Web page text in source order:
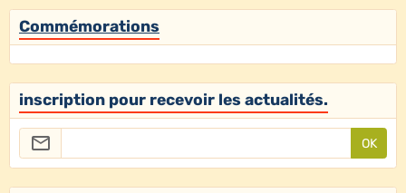
Commémorations
inscription pour recevoir les actualités.
OK